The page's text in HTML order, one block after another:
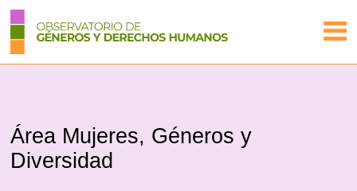
Área Mujeres, Géneros y
Diversidad